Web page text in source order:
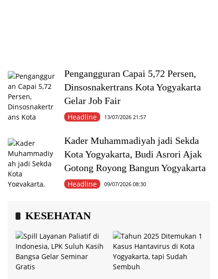
Pengangguran Capai 5,72 Persen,
Dinsosnakertrans Kota Yogyakarta
Gelar Job Fair
Headline 13/07/2026 21:57
Kader Muhammadiyah jadi Sekda
Kota Yogyakarta, Budi Asrori Ajak
Gotong Royong Bangun Yogyakarta
Headline 09/07/2026 08:30
KESEHATAN